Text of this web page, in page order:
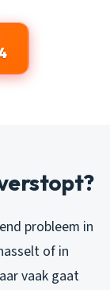
probleem in
of in
vaak gaat